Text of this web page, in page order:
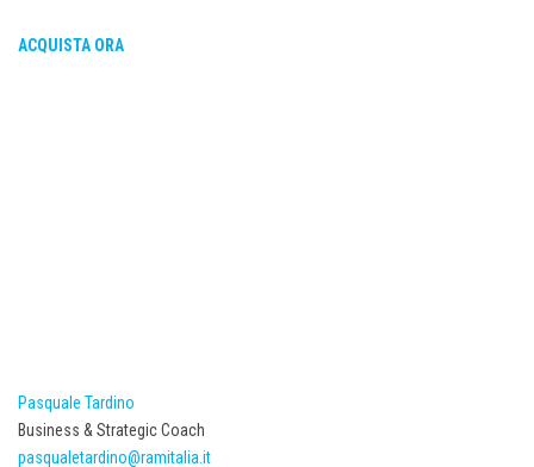
ACQUISTA ORA
Pasquale Tardino
Business & Strategic Coach
pasqualetardino@ramitalia.it